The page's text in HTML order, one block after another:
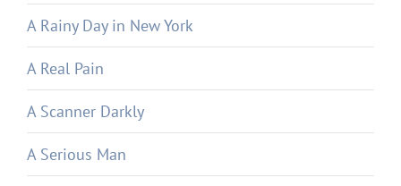
A Rainy Day in New York
A Real Pain
A Scanner Darkly
A Serious Man